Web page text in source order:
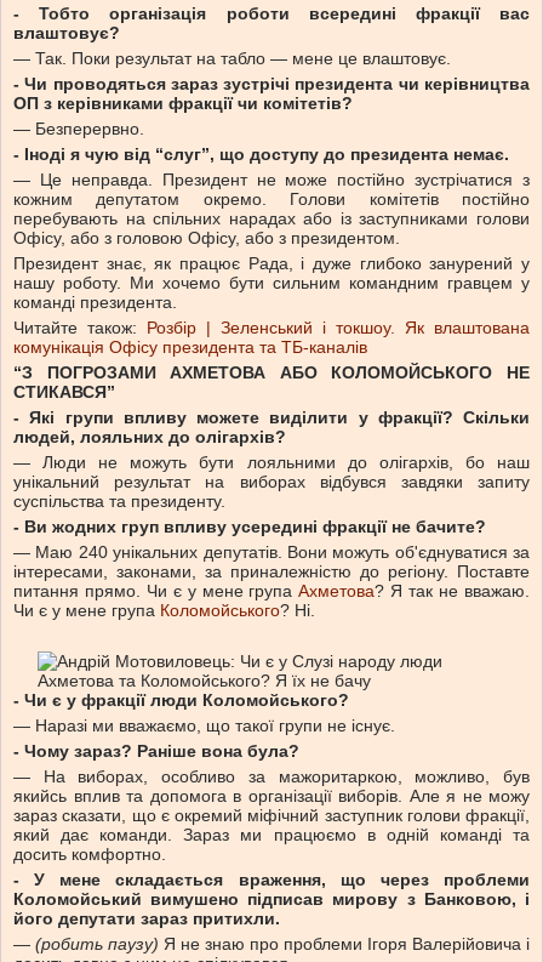
- Тобто організація роботи всередині фракції вас
влаштовує?
— Так. Поки результат на табло — мене це влаштовує.
- Чи проводяться зараз зустрічі президента чи керівництва
ОП з керівниками фракції чи комітетів?
— Безперервно.
- Іноді я чую від “слуг”, що доступу до президента немає.
— Це неправда. Президент не може постійно зустрічатися з
кожним депутатом окремо. Голови комітетів постійно
перебувають на спільних нарадах або із заступниками голови
Офісу, або з головою Офісу, або з президентом.
Президент знає, як працює Рада, і дуже глибоко занурений у
нашу роботу. Ми хочемо бути сильним командним гравцем у
команді президента.
Читайте також: Розбір | Зеленський і токшоу. Як влаштована
комунікація Офісу президента та ТБ-каналів
“З ПОГРОЗАМИ АХМЕТОВА АБО КОЛОМОЙСЬКОГО НЕ
СТИКАВСЯ”
- Які групи впливу можете виділити у фракції? Скільки
людей, лояльних до олігархів?
— Люди не можуть бути лояльними до олігархів, бо наш
унікальний результат на виборах відбувся завдяки запиту
суспільства та президенту.
- Ви жодних груп впливу усередині фракції не бачите?
— Маю 240 унікальних депутатів. Вони можуть об'єднуватися за
інтересами, законами, за приналежністю до регіону. Поставте
питання прямо. Чи є у мене групаАхметова? Я так не вважаю.
Чи є у мене група Коломойського? Ні.
- Чи є у фракції люди Коломойського?
— Наразі ми вважаємо, що такої групи не існує.
- Чому зараз? Раніше вона була?
— На виборах, особливо за мажоритаркою, можливо, був
якийсь вплив та допомога в організації виборів. Але я не можу
зараз сказати, що є окремий міфічний заступник голови фракції,
який дає команди. Зараз ми працюємо в одній команді та
досить комфортно.
- У мене складається враження, що через проблеми
Коломойський вимушено підписав мирову з Банковою, і
його депутати зараз притихли.
— (робить паузу) Я не знаю про проблеми Ігоря Валерійовича і